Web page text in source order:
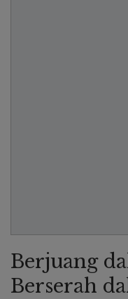
Berjuang
Berserah